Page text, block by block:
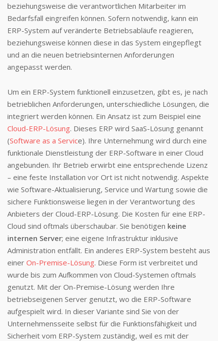
beziehungsweise die verantwortlichen Mitarbeiter im
Bedarfsfall eingreifen können. Sofern notwendig, kann ein
ERP-System auf veränderte Betriebsabläufe reagieren,
beziehungsweise können diese in das System eingepflegt
und an die neuen betriebsinternen Anforderungen
angepasst werden.
Um ein ERP-System funktionell einzusetzen, gibt es, je nach
betrieblichen Anforderungen, unterschiedliche Lösungen, die
integriert werden können. Ein Ansatz ist zum Beispiel eine
Cloud-ERP-Lösung. Dieses ERP wird SaaS-Lösung genannt
(Software as a Service). Ihre Unternehmung wird durch eine
funktionale Dienstleistung der ERP-Software in einer Cloud
angebunden. Ihr Betrieb erwirbt eine entsprechende Lizenz
– eine feste Installation vor Ort ist nicht notwendig. Aspekte
wie Software-Aktualisierung, Service und Wartung sowie die
sichere Funktionsweise liegen in der Verantwortung des
Anbieters der Cloud-ERP-Lösung. Die Kosten für eine ERP-
Cloud sind oftmals überschaubar. Sie benötigen keine
internen Server; eine eigene Infrastruktur inklusive
Administration entfällt. Ein anderes ERP-System besteht aus
einer On-Premise-Lösung. Diese Form ist verbreitet und
wurde bis zum Aufkommen von Cloud-Systemen oftmals
genutzt. Mit der On-Premise-Lösung werden Ihre
betriebseigenen Server genutzt, wo die ERP-Software
aufgespielt wird. In dieser Variante sind Sie von der
Unternehmensseite selbst für die Funktionsfähigkeit und
Sicherheit vom ERP-System zuständig, weil es mit der